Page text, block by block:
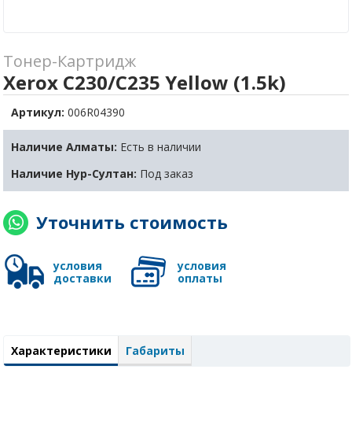
Тонер-Картридж
Xerox C230/C235 Yellow (1.5k)
Артикул:006R04390
Наличие Алматы: Есть в наличии
Наличие Нур-Султан: Под заказ
Уточнить стоимость
условия
доставки
условия
оплаты
Характеристики Габариты